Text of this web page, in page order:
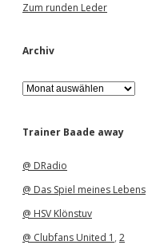
Zum runden Leder
Archiv
A
r
h
Trainer Baade away
@ DRadio
@ Das Spiel meines Lebens
@ HSV Klönstuv
@ Clubfans United 1 , 2